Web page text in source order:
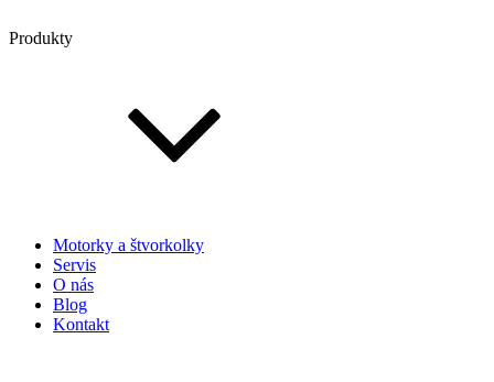
Produkty
Motorky a štvorkolky
Servis
O nás
Blog
Kontakt